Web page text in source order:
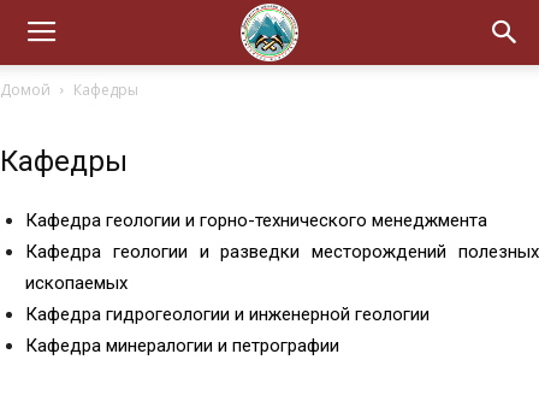
Домой Кафедры
Кафедры
Кафедра геологии и горно-технического менеджмента
Кафедра геологии и разведки месторождений полезных
ископаемых
Кафедра гидрогеологии и инженерной геологии
Кафедра минералогии и петрографии